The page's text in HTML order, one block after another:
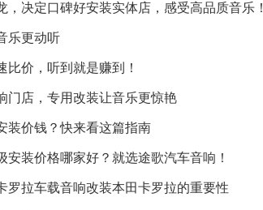
，决定口碑好安装实体店，感受高品质音乐！
乐更动听
价，听到就是赚到！
门店，专用改装让音乐更惊艳
装价钱？快来看这篇指南
安装价格哪家好？就选途歌汽车音响！
罗拉车载音响改装本田卡罗拉的重要性